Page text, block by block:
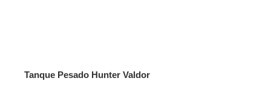
Tanque Pesado Hunter Valdor